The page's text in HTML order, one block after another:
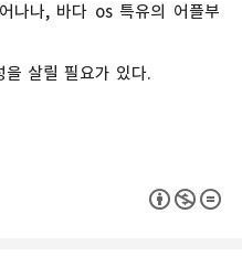
나나, 바다 os 특유의 어플부
살릴 필요가 있다.